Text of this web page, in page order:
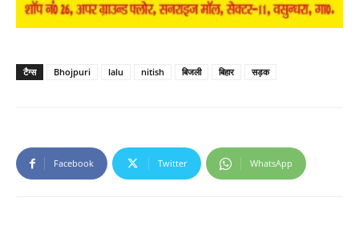
टैग्स Bhojpuri lalu nitish बिजली बिहार सड़क
Facebook Twitter WhatsApp